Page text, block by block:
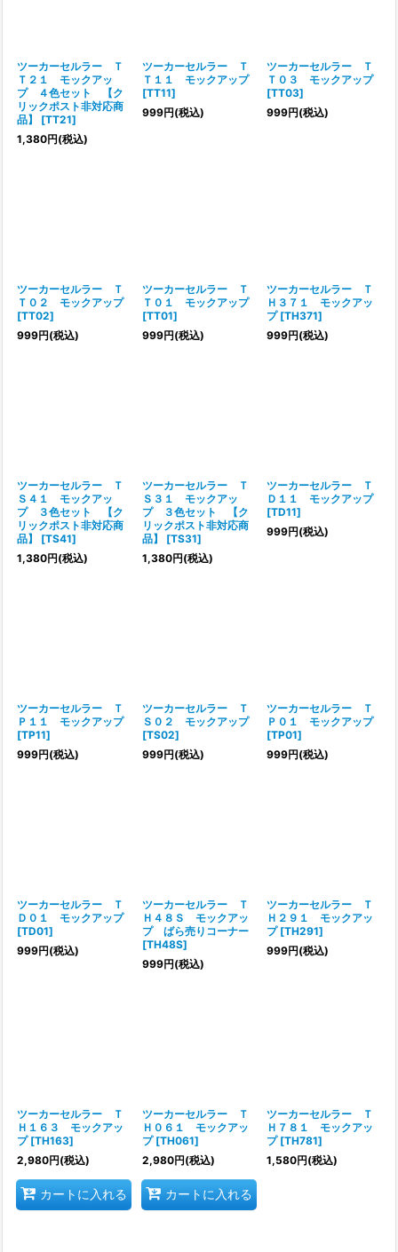
ツーカーセルラー Ｔ
Ｔ２１ モックアッ
プ ４色セット 【ク
リックポスト非対応商
品】
[TT21]
1,380円(税込)
ツーカーセルラー Ｔ
Ｔ１１ モックアップ
[TT11]
999円(税込)
ツーカーセルラー Ｔ
Ｔ０３ モックアップ
[TT03]
999円(税込)
ツーカーセルラー Ｔ
Ｔ０２ モックアップ
[TT02]
999円(税込)
ツーカーセルラー Ｔ
Ｔ０１ モックアップ
[TT01]
999円(税込)
ツーカーセルラー Ｔ
Ｈ３７１ モックアッ
プ [TH371]
999円(税込)
ツーカーセルラー Ｔ
Ｓ４１ モックアッ
プ ３色セット 【ク
リックポスト非対応商
品】
[TS41]
1,380円(税込)
ツーカーセルラー Ｔ
Ｓ３１ モックアッ
プ ３色セット 【ク
リックポスト非対応商
品】
[TS31]
1,380円(税込)
ツーカーセルラー Ｔ
Ｄ１１ モックアップ
[TD11]
999円(税込)
ツーカーセルラー Ｔ
Ｐ１１ モックアップ
[TP11]
999円(税込)
ツーカーセルラー Ｔ
Ｓ０２ モックアップ
[TS02]
999円(税込)
ツーカーセルラー Ｔ
Ｐ０１ モックアップ
[TP01]
999円(税込)
ツーカーセルラー Ｔ
Ｄ０１ モックアップ
[TD01]
999円(税込)
ツーカーセルラー Ｔ
Ｈ４８Ｓ モックアッ
プ ばら売りコーナー
[TH48S]
999円(税込)
ツーカーセルラー Ｔ
Ｈ２９１ モックアッ
プ [TH291]
999円(税込)
ツーカーセルラー Ｔ
Ｈ１６３ モックアッ
プ [TH163]
2,980円(税込)
カートに入れる
ツーカーセルラー Ｔ
Ｈ０６１ モックアッ
プ [TH061]
2,980円(税込)
カートに入れる
ツーカーセルラー Ｔ
Ｈ７８１ モックアッ
プ [TH781]
1,580円(税込)